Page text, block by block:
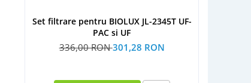
Set filtrare pentru BIOLUX JL-2345T UF-
PAC si UF
336,00 RON301,28 RON